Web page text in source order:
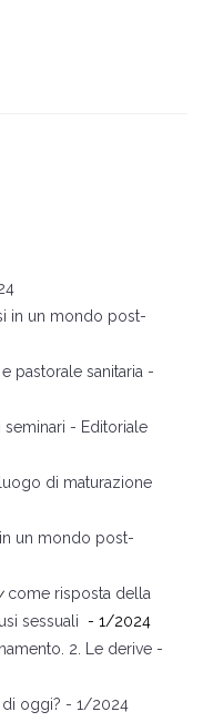
in un mondo post-
pastorale sanitaria -
- Editoriale
di maturazione
in un mondo post-
come risposta della
sessuali - 1/2024
2. Le derive -
di oggi? - 1/2024